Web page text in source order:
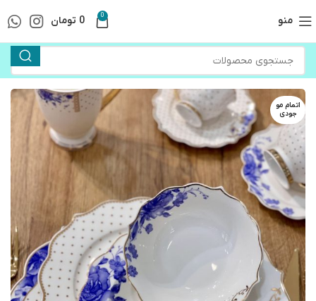
منو 0
0 تومان
اتمام مو
جودی